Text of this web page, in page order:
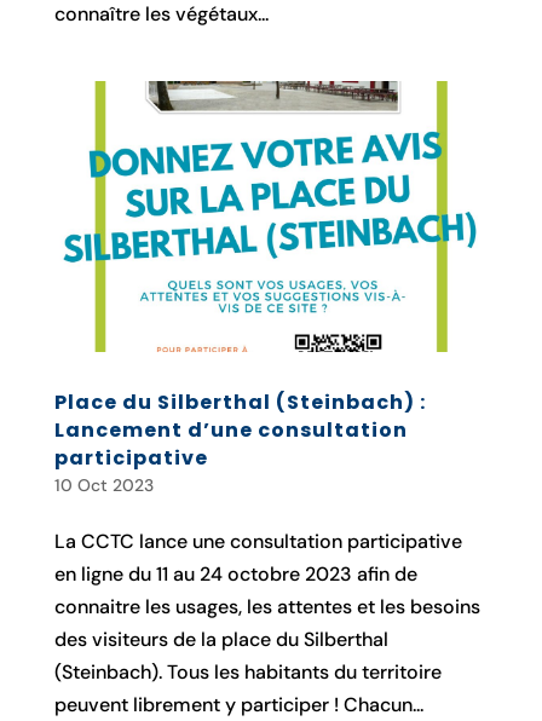
connaître les végétaux...
Place du Silberthal (Steinbach) :
Lancement d’une consultation
participative
10 Oct 2023
La CCTC lance une consultation participative
en ligne du 11 au 24 octobre 2023 afin de
connaitre les usages, les attentes et les besoins
des visiteurs de la place du Silberthal
(Steinbach). Tous les habitants du territoire
peuvent librement y participer ! Chacun...